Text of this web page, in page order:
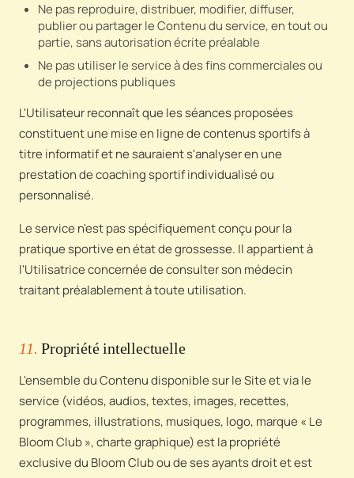
Ne pas reproduire, distribuer, modifier, diffuser,
publier ou partager le Contenu du service, en tout ou
partie, sans autorisation écrite préalable
Ne pas utiliser le service à des fins commerciales ou
de projections publiques
L'Utilisateur reconnaît que les séances proposées
constituent une mise en ligne de contenus sportifs à
titre informatif et ne sauraient s'analyser en une
prestation de coaching sportif individualisé ou
personnalisé.
Le service n'est pas spécifiquement conçu pour la
pratique sportive en état de grossesse. Il appartient à
l'Utilisatrice concernée de consulter son médecin
traitant préalablement à toute utilisation.
11. Propriété intellectuelle
L'ensemble du Contenu disponible sur le Site et via le
service (vidéos, audios, textes, images, recettes,
programmes, illustrations, musiques, logo, marque « Le
Bloom Club », charte graphique) est la propriété
exclusive du Bloom Club ou de ses ayants droit et est